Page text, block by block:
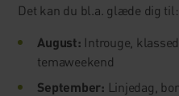
Det kan du bl.a. glæde dig til:
August: Introuge,
temaweekend
September: Linjedag,